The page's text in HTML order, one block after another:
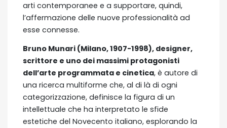
arti contemporanee e a supportare, quindi,
l’affermazione delle nuove professionalità ad
esse connesse.
Bruno Munari (Milano, 1907-1998), designer,
scrittore e uno dei massimi protagonisti
dell’arte programmata e cinetica, è autore di
una ricerca multiforme che, al di là di ogni
categorizzazione, definisce la figura di un
intellettuale che ha interpretato le sfide
estetiche del Novecento italiano, esplorando la